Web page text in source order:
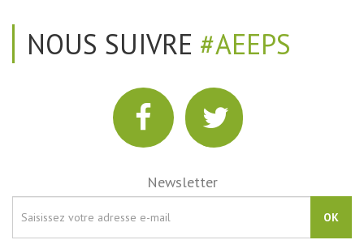
NOUS SUIVRE #AEEPS
Newsletter
OK